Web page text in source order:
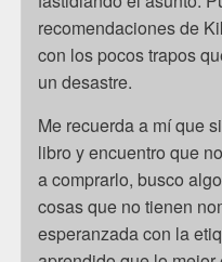
recomendaciones de
con los pocos trapos
un desastre.
Me recuerda a mí que
libro y encuentro que
a comprarlo, busco
cosas que no tienen
esperanzada con la